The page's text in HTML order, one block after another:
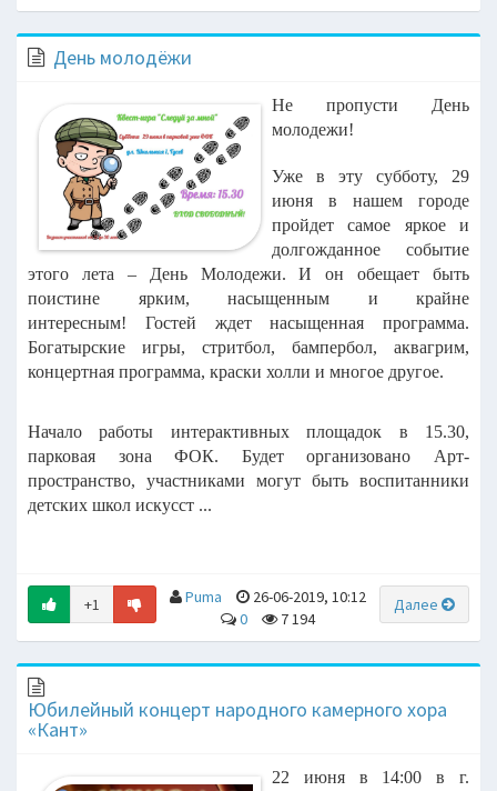
День молодёжи
Не пропусти День
молодежи!
Уже в эту субботу, 29
июня в нашем городе
пройдет самое яркое и
долгожданное событие
этого лета – День Молодежи. И он обещает быть
поистине ярким, насыщенным и крайне
интересным! Гостей ждет насыщенная программа.
Богатырские игры, стритбол, бампербол, аквагрим,
концертная программа, краски холли и многое другое.
Начало работы интерактивных площадок в 15.30,
парковая зона ФОК. Будет организовано Арт-
пространство, участниками могут быть воспитанники
детских школ искусст ...
+1 Далее
Puma
26-06-2019, 10:12
0
7 194
Юбилейный концерт народного камерного хора
«Кант»
22 июня в 14:00 в г.